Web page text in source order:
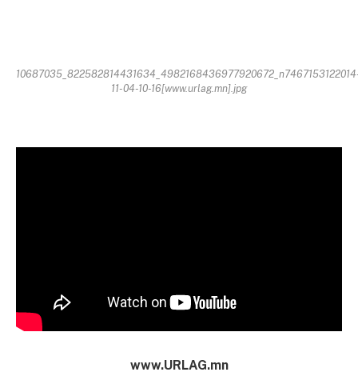
11-04-10-16[www.urlag.mn].jpg
www.URLAG.mn